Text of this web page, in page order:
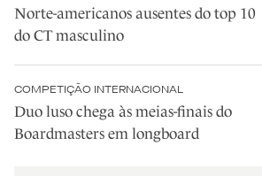
Norte-americanos ausentes do top 10
do CT masculino
COMPETIÇÃO INTERNACIONAL
Duo luso chega às meias-finais do
Boardmasters em longboard